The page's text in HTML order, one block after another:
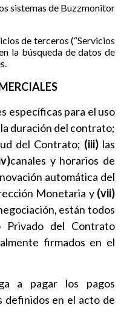
sistemas de Buzzmonitor
de terceros (“Servicios
la búsqueda de datos de
específicas para el uso
la duración del contrato;
del Contrato; (iii) las
canales y horarios de
automática del
Monetaria y (vii)
están todos
Privado del Contrato
firmados en el
a pagar los pagos
definidos en el acto de